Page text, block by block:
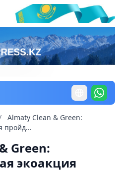
Almaty Clean & Green:
пройд...
Green:
экоакция